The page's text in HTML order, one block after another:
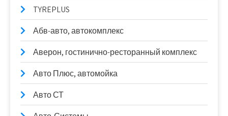
TYREPLUS
Абв-авто, автокомплекс
Аверон, гостинично-ресторанный комплекс
Авто Плюс, автомойка
Авто СТ